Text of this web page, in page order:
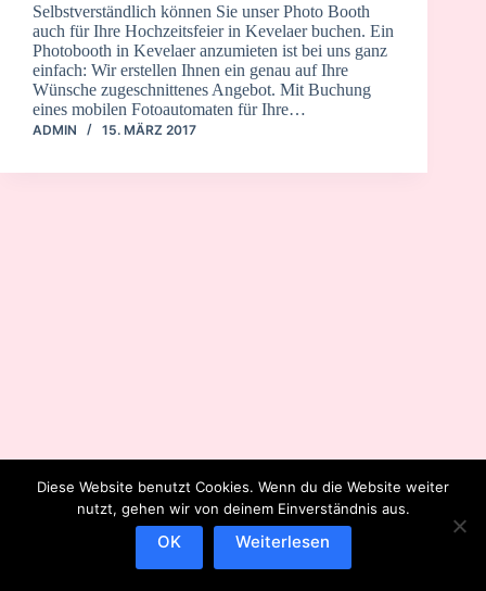
Selbstverständlich können Sie unser Photo Booth
auch für Ihre Hochzeitsfeier in Kevelaer buchen. Ein
Photobooth in Kevelaer anzumieten ist bei uns ganz
einfach: Wir erstellen Ihnen ein genau auf Ihre
Wünsche zugeschnittenes Angebot. Mit Buchung
eines mobilen Fotoautomaten für Ihre…
ADMIN 15. MÄRZ 2017
Diese Website benutzt Cookies. Wenn du die Website weiter
nutzt, gehen wir von deinem Einverständnis aus.
OK Weiterlesen